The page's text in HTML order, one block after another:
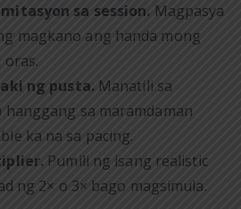
sa session. Magpasya
magkano ang handa mong
oras.
ng pusta.Manatili sa
hanggang sa maramdaman
ka na sa pacing.
Pumili ng isang realistic
ng 2× o 3× bago magsimula.